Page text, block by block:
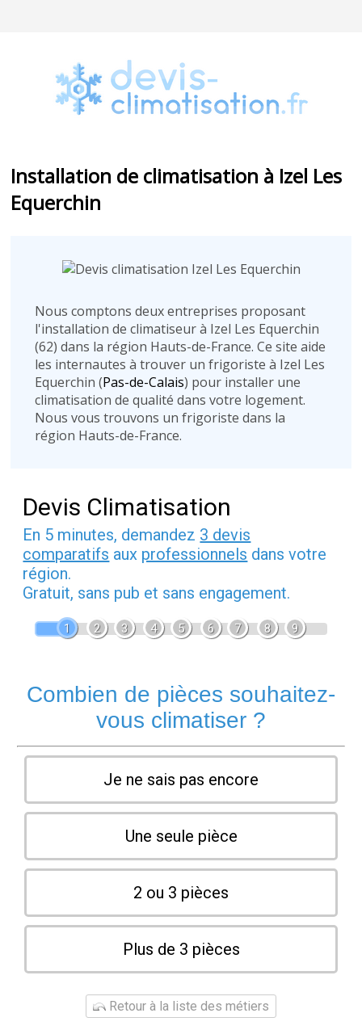
Installation de climatisation à Izel Les
Equerchin
Nous comptons deux entreprises proposant
l'installation de climatiseur à Izel Les Equerchin
(62) dans la région Hauts-de-France. Ce site aide
les internautes à trouver un frigoriste à Izel Les
Equerchin (Pas-de-Calais) pour installer une
climatisation de qualité dans votre logement.
Nous vous trouvons un frigoriste dans la
région Hauts-de-France.
Devis Climatisation
En 5 minutes, demandez 3 devis
comparatifs aux professionnels dans votre
région.
Gratuit, sans pub et sans engagement.
1 2 3 4 5 6 7 8 9
Combien de pièces souhaitez-
vous climatiser ?
Je ne sais pas encore
Une seule pièce
2 ou 3 pièces
Plus de 3 pièces
Retour à la liste des métiers